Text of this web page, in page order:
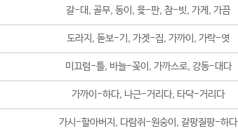
갈-대, 골무, 동이, 윷-판, 참-빗, 가게, 가끔
도라지, 돋보-기, 가겟-집, 가까이, 가락-엿
미끄럼-틀, 바늘-꽂이, 가까스로, 강동-대다
가까이-하다, 나근-거리다, 타닥-거리다
가시-할아버지, 다람쥐-원숭이, 갈팡질팡-하다